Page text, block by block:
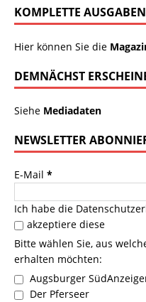
KOMPLETTE AUSGABEN
Hier können Sie die
DEMNÄCHST
Siehe Mediadaten
NEWSLETTER
E-Mail *
Ich habe die
akzeptiere diese
Bitte wählen Sie, aus
erhalten möchten:
Augsburger
Der Pferseer